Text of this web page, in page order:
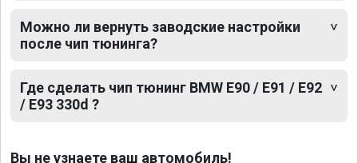
Можно ли вернуть заводские настройки
после чип тюнинга?
Где сделать чип тюнинг BMW E90 / E91 / E92
/ E93 330d ?
Вы не узнаете ваш автомобиль!